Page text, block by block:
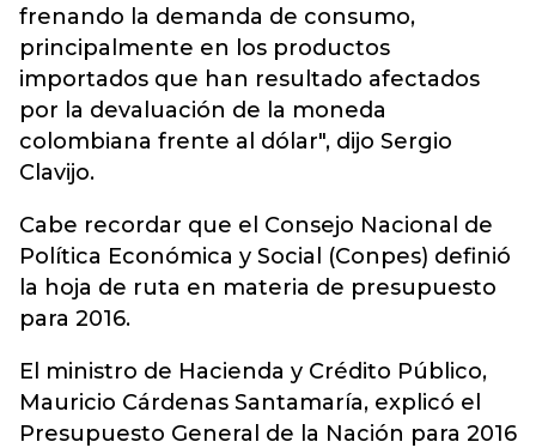
frenando la demanda de consumo,
principalmente en los productos
importados que han resultado afectados
por la devaluación de la moneda
colombiana frente al dólar", dijo Sergio
Clavijo.
Cabe recordar que el Consejo Nacional de
Política Económica y Social (Conpes) definió
la hoja de ruta en materia de presupuesto
para 2016.
El ministro de Hacienda y Crédito Público,
Mauricio Cárdenas Santamaría, explicó el
Presupuesto General de la Nación para 2016